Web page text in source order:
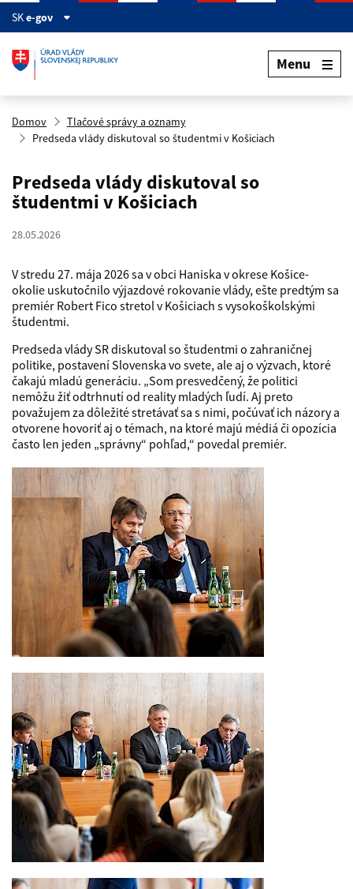
Preskočiť na hlavný obsah
SKe-gov
Menu
Domov
Tlačové správy a oznamy
Predseda vlády diskutoval so študentmi v Košiciach
Predseda vlády diskutoval so
študentmi v Košiciach
28.05.2026
V stredu 27. mája 2026 sa v obci Haniska v okrese Košice-
okolie uskutočnilo výjazdové rokovanie vlády, ešte predtým sa
premiér Robert Fico stretol v Košiciach s vysokoškolskými
študentmi.
Predseda vlády SR diskutoval so študentmi o zahraničnej
politike, postavení Slovenska vo svete, ale aj o výzvach, ktoré
čakajú mladú generáciu. „Som presvedčený, že politici
nemôžu žiť odtrhnutí od reality mladých ľudí. Aj preto
považujem za dôležité stretávať sa s nimi, počúvať ich názory a
otvorene hovoriť aj o témach, na ktoré majú médiá či opozícia
často len jeden „správny“ pohľad,“ povedal premiér.